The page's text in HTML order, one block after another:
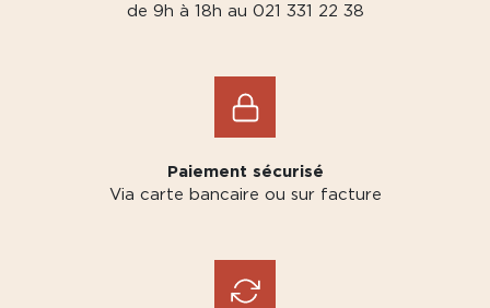
de 9h à 18h au 021 331 22 38
Paiement sécurisé
Via carte bancaire ou sur facture